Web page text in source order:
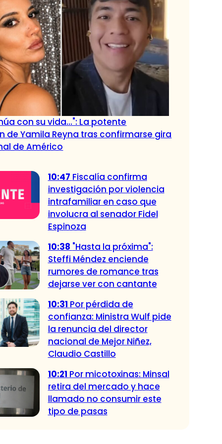
con su vida...": La potente
de Yamila Reyna tras confirmarse gira
de Américo
10:47 Fiscalía confirma
investigación por violencia
intrafamiliar en caso que
involucra al senador Fidel
Espinoza
10:38 "Hasta la próxima":
Steffi Méndez enciende
rumores de romance tras
dejarse ver con cantante
10:31 Por pérdida de
confianza: Ministra Wulf pide
la renuncia del director
nacional de Mejor Niñez,
Claudio Castillo
10:21 Por micotoxinas: Minsal
retira del mercado y hace
llamado no consumir este
tipo de pasas